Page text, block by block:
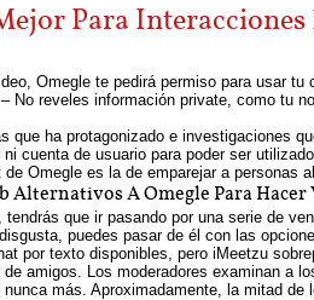
Para Interacciones
Omegle te pedirá permiso para usar
No reveles información private, como tu
que ha protagonizado e investigaciones
cuenta de usuario para poder ser
Omegle es la de emparejar a personas
Alternativos A Omegle Para Hacer
tendrás que ir pasando por una serie de
puedes pasar de él con las
por texto disponibles, pero iMeetzu
amigos. Los moderadores examinan a
más. Aproximadamente, la mitad